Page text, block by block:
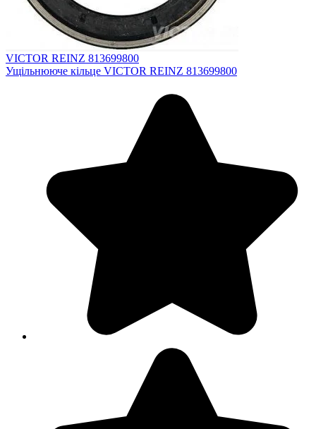
VICTOR REINZ 813699800
Ущільнююче кільце VICTOR REINZ 813699800